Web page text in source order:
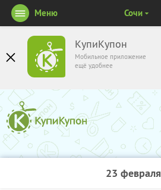
КупиКупон
Мобильное приложение
ещё удобнее
Меню Сочи
23 февраля